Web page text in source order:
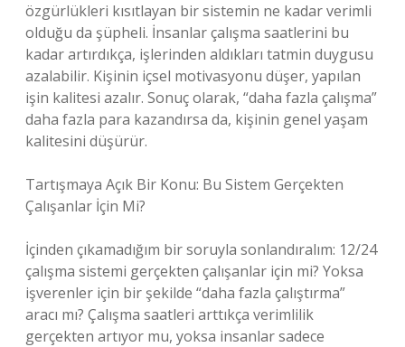
özgürlükleri kısıtlayan bir sistemin ne kadar verimli
olduğu da şüpheli. İnsanlar çalışma saatlerini bu
kadar artırdıkça, işlerinden aldıkları tatmin duygusu
azalabilir. Kişinin içsel motivasyonu düşer, yapılan
işin kalitesi azalır. Sonuç olarak, “daha fazla çalışma”
daha fazla para kazandırsa da, kişinin genel yaşam
kalitesini düşürür.
Tartışmaya Açık Bir Konu: Bu Sistem Gerçekten
Çalışanlar İçin Mi?
İçinden çıkamadığım bir soruyla sonlandıralım: 12/24
çalışma sistemi gerçekten çalışanlar için mi? Yoksa
işverenler için bir şekilde “daha fazla çalıştırma”
aracı mı? Çalışma saatleri arttıkça verimlilik
gerçekten artıyor mu, yoksa insanlar sadece